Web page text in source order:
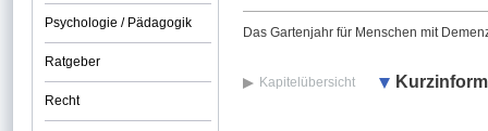
Das Gartenjahr für Menschen mit
Kapitelübersicht
Psychologie / Pädagogik
Ratgeber
Recht